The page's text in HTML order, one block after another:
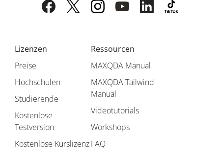
Lizenzen
Preise
Hochschulen
Studierende
Kostenlose
Testversion
Kostenlose Kurslizenz
Ressourcen
MAXQDA Manual
MAXQDA Tailwind
Manual
Videotutorials
Workshops
FAQ